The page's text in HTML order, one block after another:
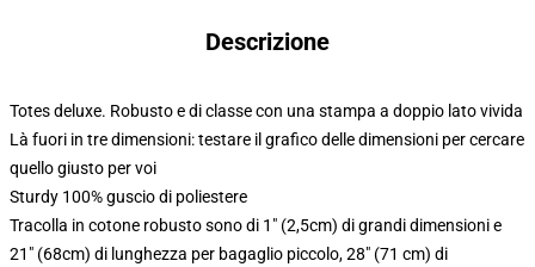
Descrizione
Totes deluxe. Robusto e di classe con una stampa a doppio lato vivida
Là fuori in tre dimensioni: testare il grafico delle dimensioni per cercare
quello giusto per voi
Sturdy 100% guscio di poliestere
Tracolla in cotone robusto sono di 1" (2,5cm) di grandi dimensioni e
21" (68cm) di lunghezza per bagaglio piccolo, 28" (71 cm) di